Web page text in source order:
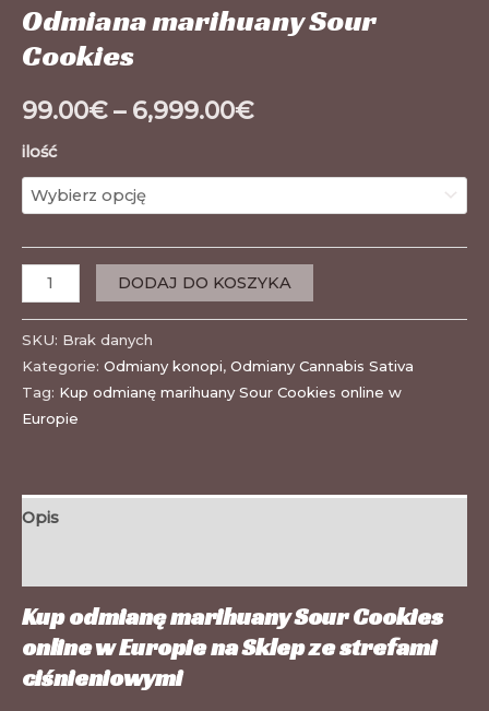
Odmiana marihuany Sour
Cookies
99.00€– 6,999.00€
ilość
DODAJ DO KOSZYKA
SKU: Brak danych
Kategorie: Odmiany konopi, Odmiany Cannabis Sativa
Tag: Kup odmianę marihuany Sour Cookies online w
Europie
Opis
Kup odmianę marihuany Sour Cookies
online w Europie naSklep ze strefami
ciśnieniowymi